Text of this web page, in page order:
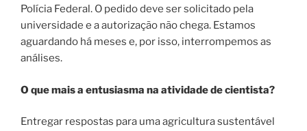
Polícia Federal. O pedido deve ser solicitado pela
universidade e a autorização não chega. Estamos
aguardando há meses e, por isso, interrompemos as
análises.
O que mais a entusiasma na atividade de cientista?
Entregar respostas para uma agricultura sustentável